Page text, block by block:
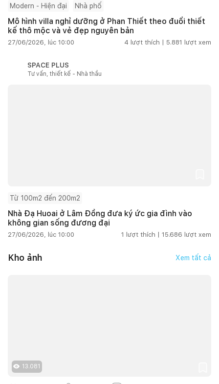
Modern - Hiện đại Nhà phố
Mô hình villa nghỉ dưỡng ở Phan Thiết theo đuổi thiết
kế thô mộc và vẻ đẹp nguyên bản
27/06/2026, lúc 10:00 4 lượt thích | 5.881 lượt xem
SPACE PLUS
Tư vấn, thiết kế - Nhà thầu
Từ 100m2 đến 200m2
Nhà Đạ Huoai ở Lâm Đồng đưa ký ức gia đình vào
không gian sống đương đại
27/06/2026, lúc 10:00 1 lượt thích | 15.686 lượt xem
Kho ảnh Xem tất cả
13.081